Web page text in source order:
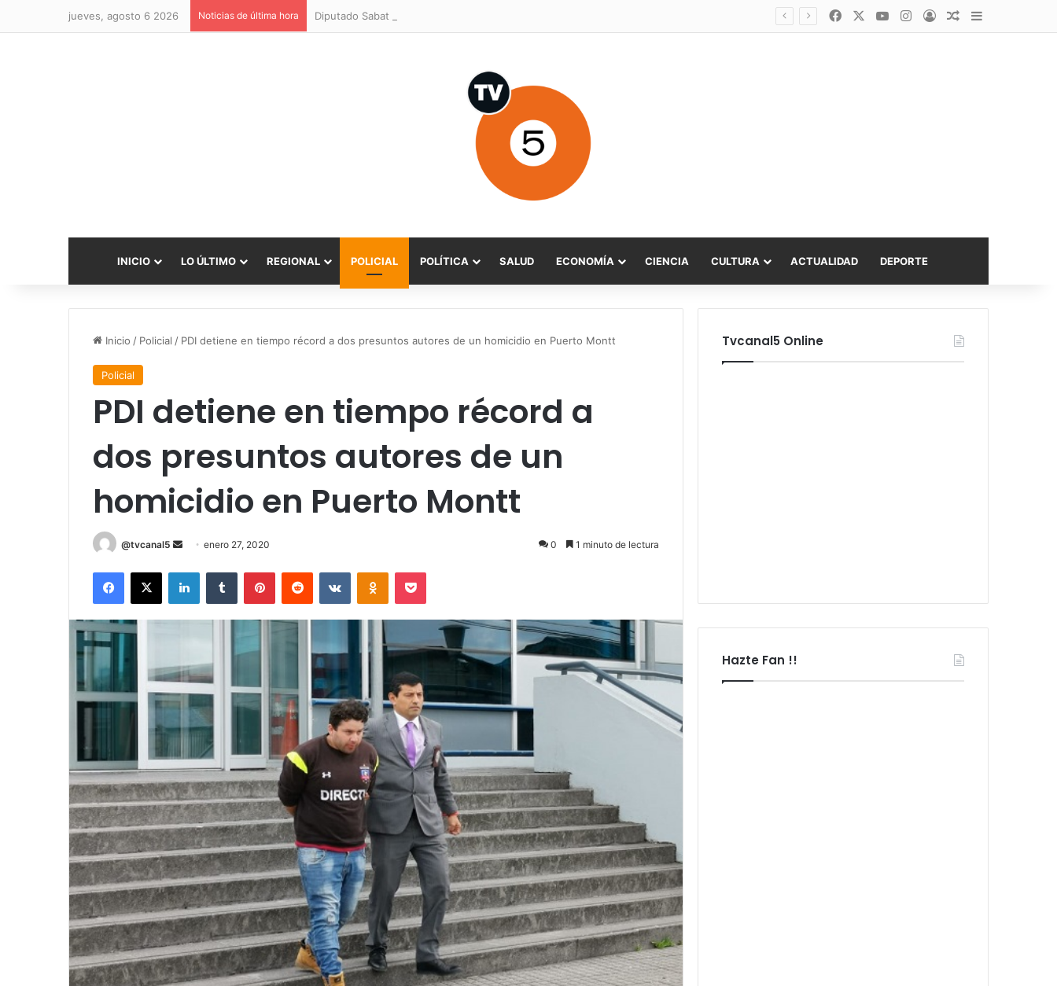
jueves, agosto 6 2026 Noticias de última hora Diputado Sabat celebra ampliación del subsidio hipotecario con viviendas de hasta 6.000 UF FacebookYouTubeInstagram
AccesoPublicación al
Barra lateral
INICIO LO ÚLTIMO REGIONAL POLICIAL POLÍTICA SALUD ECONOMÍA CIENCIA CULTURA ACTUALIDAD DEPORTE
Inicio / Policial / PDI detiene en tiempo récord a dos presuntos autores de un homicidio en Puerto Montt
Policial
PDI detiene en tiempo récord a
dos presuntos autores de un
homicidio en Puerto Montt
@tvcanal5
Send
email
enero 27, 2020 0 1 minuto de lectura
Facebook
X LinkedInTumblr PinterestReddit VKontakteOdnoklassniki
Pocket
Tvcanal5 Online
Hazte Fan !!